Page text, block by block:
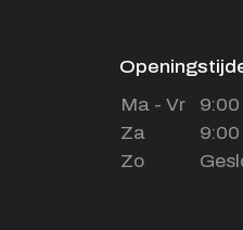
Ma - Vr
9:00
Za
9:00
Zo